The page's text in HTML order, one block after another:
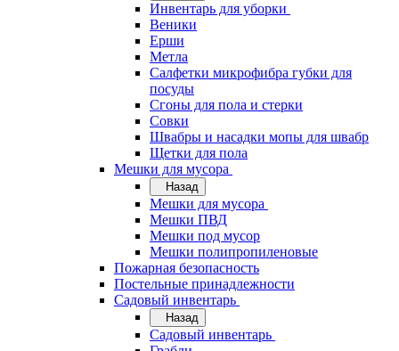
Инвентарь для уборки
Веники
Ерши
Метла
Салфетки микрофибра губки для
посуды
Сгоны для пола и стерки
Совки
Швабры и насадки мопы для швабр
Щетки для пола
Мешки для мусора
Назад
Мешки для мусора
Мешки ПВД
Мешки под мусор
Мешки полипропиленовые
Пожарная безопасность
Постельные принадлежности
Садовый инвентарь
Назад
Садовый инвентарь